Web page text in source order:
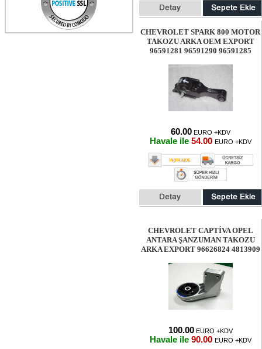
CHEVROLET SPARK 800 MOTOR
TAKOZU ARKA OEM EXPORT
96591281 96591290 96591285
60.00 EURO +KDV
Havale ile 54.00 EURO +KDV
CHEVROLET CAPTİVA OPEL
ANTARA ŞANZUMAN TAKOZU
ARKA EXPORT 96626824 4813909
100.00 EURO +KDV
Havale ile 90.00 EURO +KDV